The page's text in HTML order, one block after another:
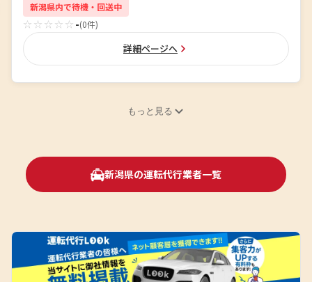
新潟県内で待機・回送中
☆☆☆☆☆ -(0件)
詳細ページへ
もっと見る
新潟県の運転代行業者一覧